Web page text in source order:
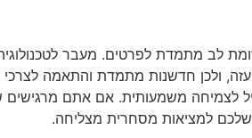
לב מתמדת לפרטים. מעבר
עזה, ולכן חדשנות מתמדת והתאמה
לצמיחה משמעותית. אם אתם
שלכם למציאות מסחרית מצליחה.